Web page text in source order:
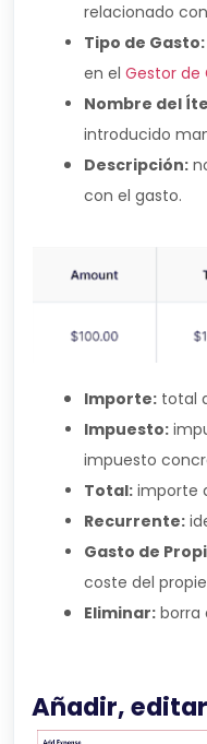
relacionado
Tipo de Gasto:
en el Gestor de
Nombre del
introducido
Descripción:
con el gasto.
Importe: total
Impuesto:
impuesto
Total: importe
Recurrente:
Gasto de
coste del
Eliminar: borra
Añadir,